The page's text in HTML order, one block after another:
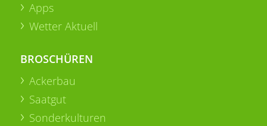
Apps
Wetter Aktuell
BROSCHÜREN
Ackerbau
Saatgut
Sonderkulturen